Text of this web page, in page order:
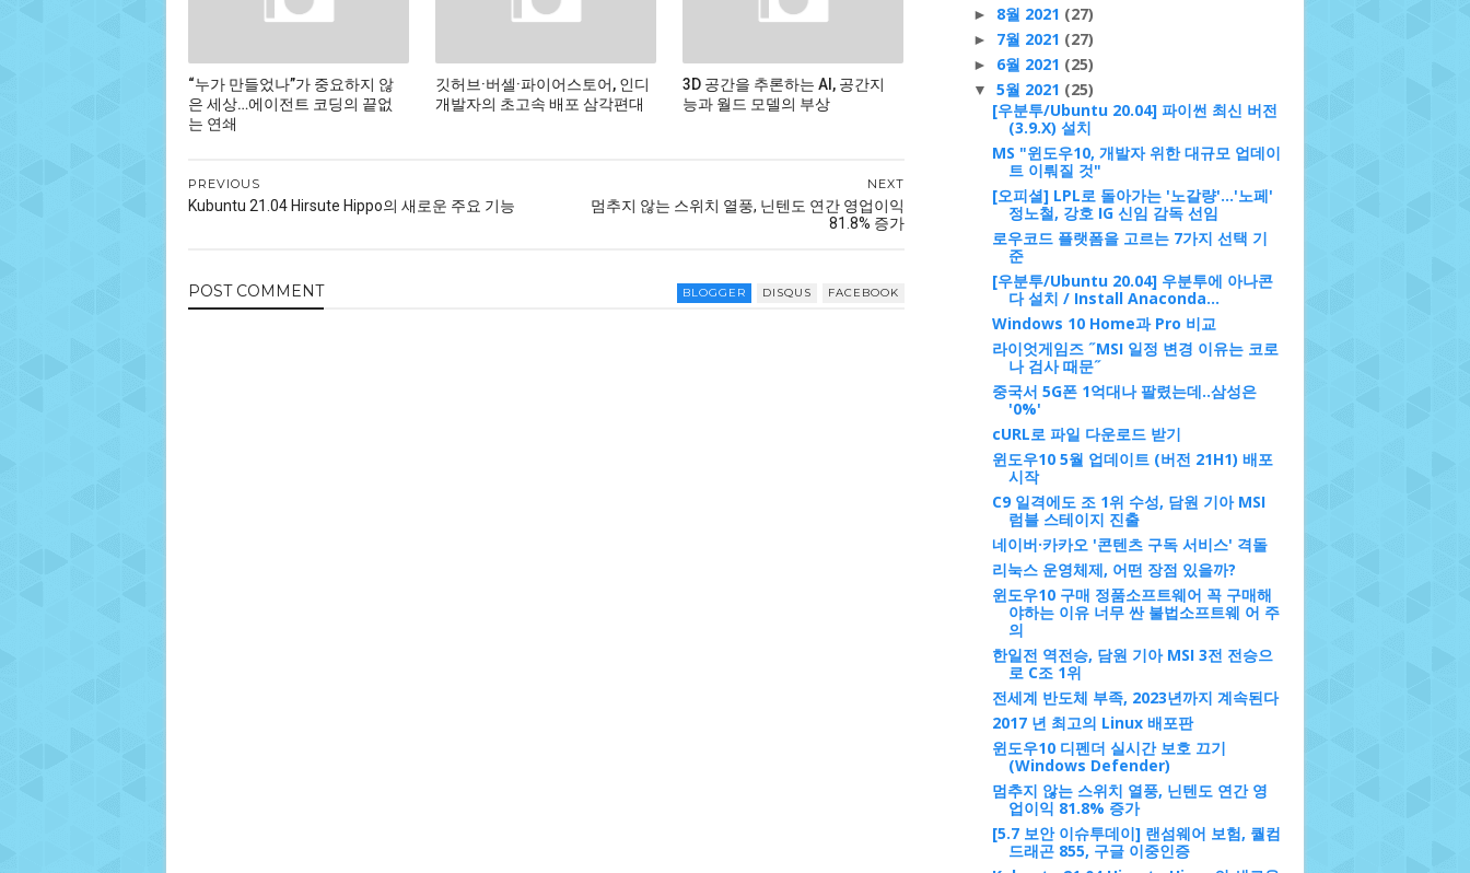
“누가 만들었나”가 중요하지 않
은 세상…에이전트 코딩의 끝없
는 연쇄
깃허브·버셀·파이어스토어, 인디
개발자의 초고속 배포 삼각편대
3D 공간을 추론하는 AI, 공간지
능과 월드 모델의 부상
NEXT
멈추지 않는 스위치 열풍, 닌텐도 연간 영업이익
81.8% 증가
PREVIOUS
Kubuntu 21.04 Hirsute Hippo의 새로운 주요 기능
POST COMMENT BLOGGER DISQUS FACEBOOK
► 8월 2021 (27)
► 7월 2021 (27)
► 6월 2021 (25)
▼ 5월 2021 (25)
[우분투/Ubuntu 20.04] 파이썬 최신 버전
(3.9.X) 설치
MS "윈도우10, 개발자 위한 대규모 업데이
트 이뤄질 것"
[오피셜] LPL로 돌아가는 '노갈량'...'노페'
정노철, 강호 IG 신임 감독 선임
로우코드 플랫폼을 고르는 7가지 선택 기
준
[우분투/Ubuntu 20.04] 우분투에 아나콘
다 설치 / Install Anaconda...
Windows 10 Home과 Pro 비교
라이엇게임즈 ˝MSI 일정 변경 이유는 코로
나 검사 때문˝
중국서 5G폰 1억대나 팔렸는데..삼성은
'0%'
cURL로 파일 다운로드 받기
윈도우10 5월 업데이트 (버전 21H1) 배포
시작
C9 일격에도 조 1위 수성, 담원 기아 MSI
럼블 스테이지 진출
네이버·카카오 '콘텐츠 구독 서비스' 격돌
리눅스 운영체제, 어떤 장점 있을까?
윈도우10 구매 정품소프트웨어 꼭 구매해
야하는 이유 너무 싼 불법소프트웨 어 주
의
한일전 역전승, 담원 기아 MSI 3전 전승으
로 C조 1위
전세계 반도체 부족, 2023년까지 계속된다
2017 년 최고의 Linux 배포판
윈도우10 디펜더 실시간 보호 끄기
(Windows Defender)
멈추지 않는 스위치 열풍, 닌텐도 연간 영
업이익 81.8% 증가
[5.7 보안 이슈투데이] 랜섬웨어 보험, 퀄컴
드래곤 855, 구글 이중인증